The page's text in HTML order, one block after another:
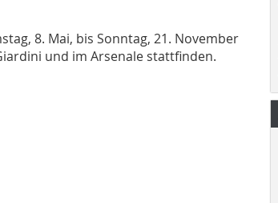
8. Mai, bis Sonntag, 21. November
und im Arsenale stattfinden.